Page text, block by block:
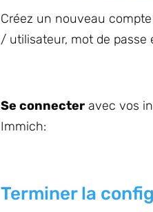
Créez un nouveau
/ utilisateur, mot de passe
Se connecter avec vos
Immich:
Terminer la